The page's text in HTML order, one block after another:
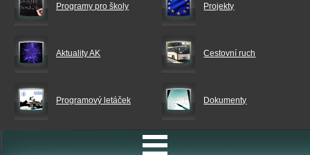
Programy pro školy Projekty
Aktuality AK Cestovní ruch
Programový letáček Dokumenty